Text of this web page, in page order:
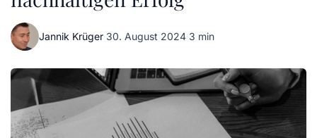
Jannik Krüger·30. August 2024·3 min